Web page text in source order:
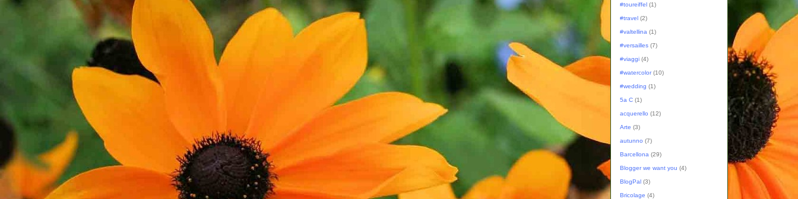
#toureiffel (1)
#travel (2)
#valtellina (1)
#versailles (7)
#viaggi (4)
#watercolor (10)
#wedding (1)
5a C (1)
acquerello (12)
Arte (3)
autunno (7)
Barcellona (29)
Blogger we want you (4)
BlogPal (3)
Bricolage (4)